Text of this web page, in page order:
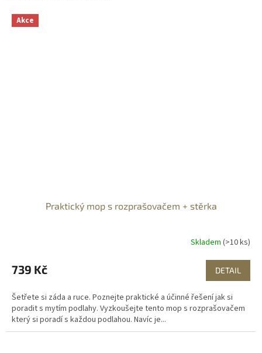
Akce
Praktický mop s rozprašovačem + stěrka
Skladem (>10 ks)
739 Kč DETAIL
Šetřete si záda a ruce. Poznejte praktické a účinné řešení jak si
poradit s mytím podlahy. Vyzkoušejte tento mop s rozprašovačem
který si poradí s každou podlahou. Navíc je...